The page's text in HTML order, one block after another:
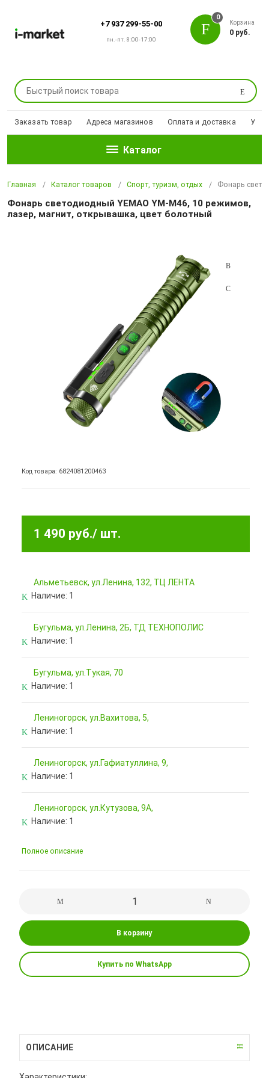
+7 937 299-55-00
пн.-пт. 8:00-17:00
Поиск
0
Корзина
0 руб.
Заказать товар Адреса магазинов Оплата и доставка
Каталог
Главная Каталог товаров Спорт, туризм, отдых Фонарь
Фонарь светодиодный YEMAO YM-M46, 10 режимов,
лазер, магнит, открывашка, цвет болотный
Код товара: 6824081200463
1 490 руб./ шт.
Альметьевск, ул.Ленина, 132, ТЦ ЛЕНТА
Наличие: 1
Бугульма, ул.Ленина, 2Б, ТД ТЕХНОПОЛИС
Наличие: 1
Бугульма, ул.Тукая, 70
Наличие: 1
Лениногорск, ул.Вахитова, 5,
Наличие: 1
Лениногорск, ул.Гафиатуллина, 9,
Наличие: 1
Лениногорск, ул.Кутузова, 9А,
Наличие: 1
Полное описание
В корзину
Купить по WhatsApp
ОПИСАНИЕ